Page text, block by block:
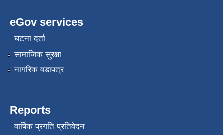
eGov services
घटना दर्ता
सामाजिक सुरक्षा
नागरिक वडापत्र
Reports
वार्षिक प्रगति प्रतिवेदन